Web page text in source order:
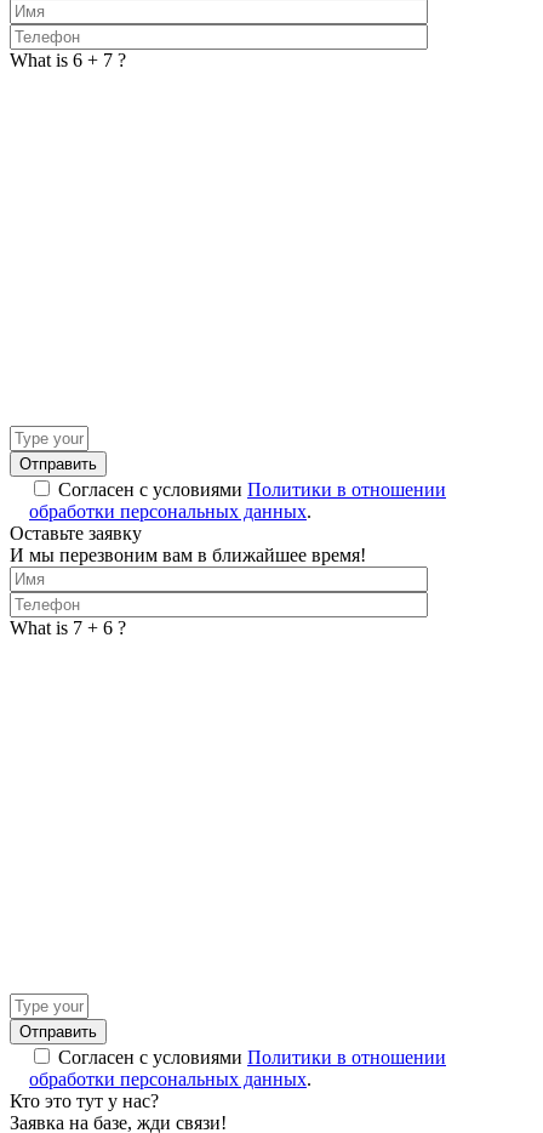
What is 6 + 7 ?
Answer
for
6
7
Согласен с условиями Политики в отношении
обработки персональных данных.
Оставьте заявку
И мы перезвоним вам в ближайшее время!
What is 7 + 6 ?
Answer
for
7
6
Согласен с условиями Политики в отношении
обработки персональных данных.
Кто это тут у нас?
Заявка на базе, жди связи!